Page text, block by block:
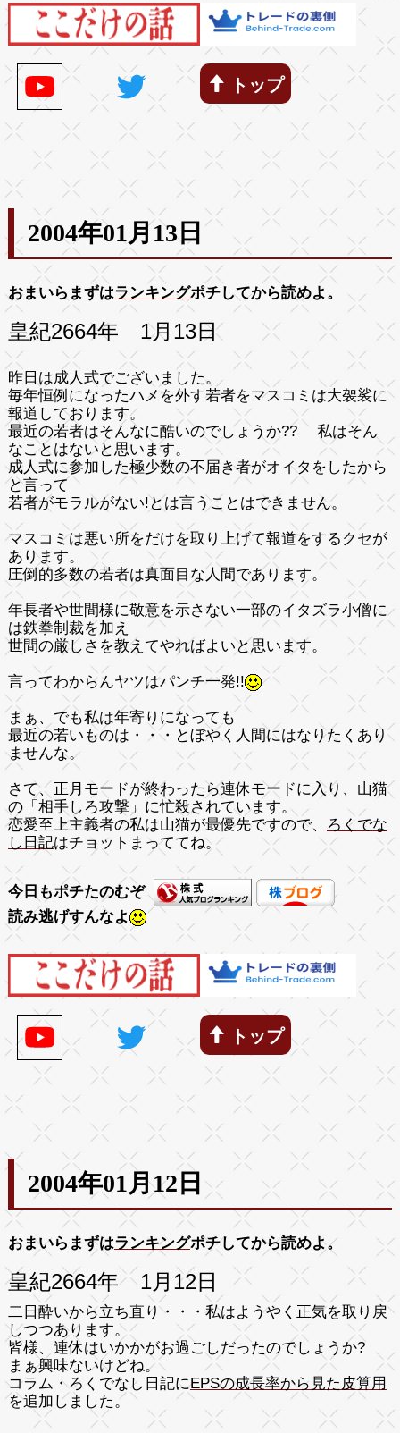
トップ
2004年01月13日
おまいらまずはランキングポチしてから読めよ。
皇紀2664年 1月13日
昨日は成人式でございました。
毎年恒例になったハメを外す若者をマスコミは大袈裟に
報道しております。
最近の若者はそんなに酷いのでしょうか?? 私はそん
なことはないと思います。
成人式に参加した極少数の不届き者がオイタをしたから
と言って
若者がモラルがない!とは言うことはできません。
マスコミは悪い所をだけを取り上げて報道をするクセが
あります。
圧倒的多数の若者は真面目な人間であります。
年長者や世間様に敬意を示さない一部のイタズラ小僧に
は鉄拳制裁を加え
世間の厳しさを教えてやればよいと思います。
言ってわからんヤツはパンチ一発!!
まぁ、でも私は年寄りになっても
最近の若いものは・・・ とぼやく人間にはなりたくあり
ませんな。
さて、正月モードが終わったら連休モードに入り、山猫
の「相手しろ攻撃」に忙殺されています。
恋愛至上主義者の私は山猫が最優先ですので、 ろくでな
し日記はチョットまっててね。
今日もポチたのむぞ
読み逃げすんなよ
トップ
2004年01月12日
おまいらまずはランキングポチしてから読めよ。
皇紀2664年 1月12日
二日酔いから立ち直り・・・私はようやく正気を取り戻
しつつあります。
皆様、連休はいかかがお過ごしだったのでしょうか?
まぁ興味ないけどね。
コラム・ろくでなし日記にEPSの成長率から見た皮算用
を追加しました。